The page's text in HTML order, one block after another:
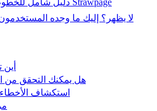
1.
2. هل يمكنك التحقق من
3. استكشاف